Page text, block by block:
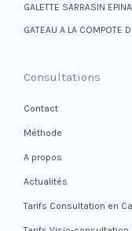
GALETTE SARRASIN
GATEAU A LA COMPOTE
Consultations
Contact
Méthode
A propos
Actualités
Tarifs Consultation en